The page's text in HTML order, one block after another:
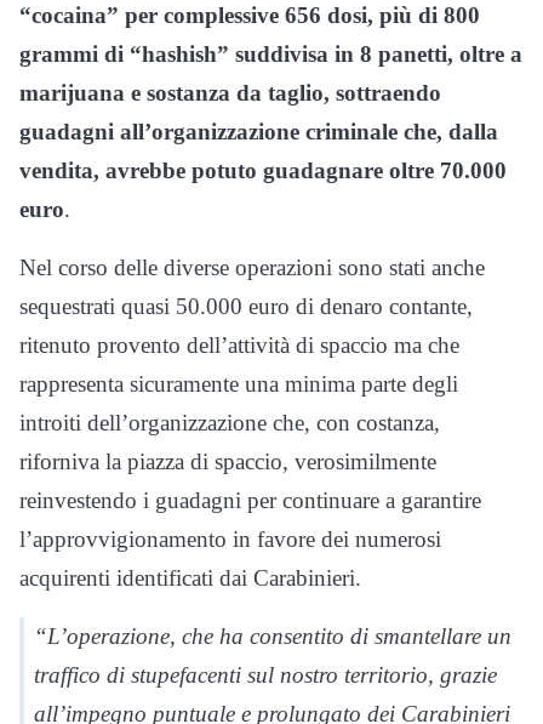
“cocaina” per complessive 656 dosi, più di 800
grammi di “hashish” suddivisa in 8 panetti, oltre a
marijuana e sostanza da taglio, sottraendo
guadagni all’organizzazione criminale che, dalla
vendita, avrebbe potuto guadagnare oltre 70.000
euro.
Nel corso delle diverse operazioni sono stati anche
sequestrati quasi 50.000 euro di denaro contante,
ritenuto provento dell’attività di spaccio ma che
rappresenta sicuramente una minima parte degli
introiti dell’organizzazione che, con costanza,
riforniva la piazza di spaccio, verosimilmente
reinvestendo i guadagni per continuare a garantire
l’approvvigionamento in favore dei numerosi
acquirenti identificati dai Carabinieri.
“L’operazione, che ha consentito di smantellare un
traffico di stupefacenti sul nostro territorio, grazie
all’impegno puntuale e prolungato dei Carabinieri